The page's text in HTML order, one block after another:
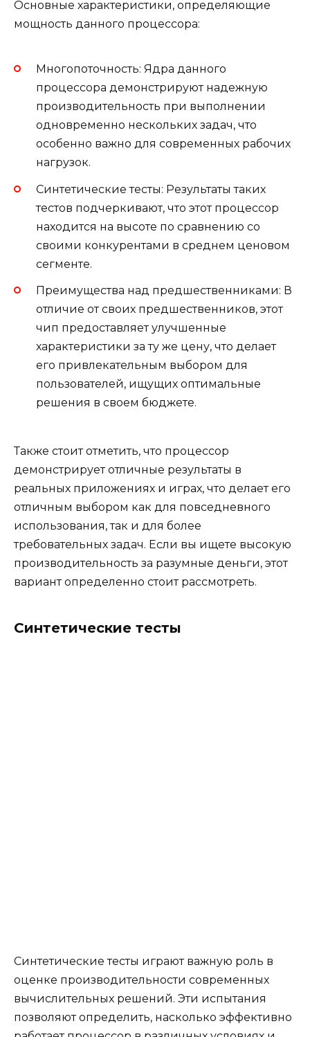
Основные характеристики, определяющие
мощность данного процессора:
Многопоточность: Ядра данного
процессора демонстрируют надежную
производительность при выполнении
одновременно нескольких задач, что
особенно важно для современных рабочих
нагрузок.
Синтетические тесты: Результаты таких
тестов подчеркивают, что этот процессор
находится на высоте по сравнению со
своими конкурентами в среднем ценовом
сегменте.
Преимущества над предшественниками: В
отличие от своих предшественников, этот
чип предоставляет улучшенные
характеристики за ту же цену, что делает
его привлекательным выбором для
пользователей, ищущих оптимальные
решения в своем бюджете.
Также стоит отметить, что процессор
демонстрирует отличные результаты в
реальных приложениях и играх, что делает его
отличным выбором как для повседневного
использования, так и для более
требовательных задач. Если вы ищете высокую
производительность за разумные деньги, этот
вариант определенно стоит рассмотреть.
Синтетические тесты
Синтетические тесты играют важную роль в
оценке производительности современных
вычислительных решений. Эти испытания
позволяют определить, насколько эффективно